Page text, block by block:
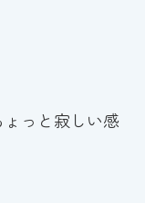
っと寂しい感